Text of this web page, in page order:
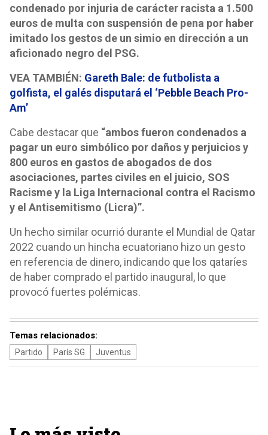
condenado por injuria de carácter racista a 1.500
euros de multa con suspensión de pena por haber
imitado los gestos de un simio en dirección a un
aficionado negro del PSG.
VEA TAMBIÉN: Gareth Bale: de futbolista a
golfista, el galés disputará el ‘Pebble Beach Pro-
Am’
Cabe destacar que “ambos fueron condenados a
pagar un euro simbólico por daños y perjuicios y
800 euros en gastos de abogados de dos
asociaciones, partes civiles en el juicio, SOS
Racisme y la Liga Internacional contra el Racismo
y el Antisemitismo (Licra)”.
Un hecho similar ocurrió durante el Mundial de Qatar
2022 cuando un hincha ecuatoriano hizo un gesto
en referencia de dinero, indicando que los qataríes
de haber comprado el partido inaugural, lo que
provocó fuertes polémicas.
Temas relacionados:
Partido París SG Juventus